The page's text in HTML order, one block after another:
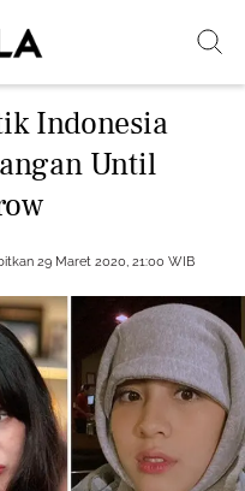
Indonesia
Until
29 Maret 2020, 21:00 WIB